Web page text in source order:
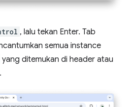
, lalu tekan Enter. Tab
semua instance
yang ditemukan di header atau